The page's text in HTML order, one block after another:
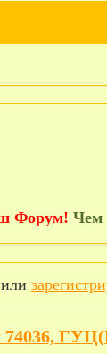
Форум! Чем
74036,